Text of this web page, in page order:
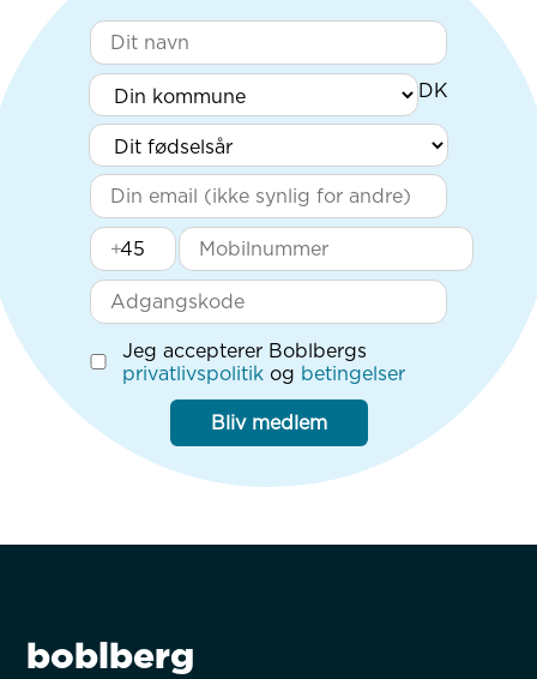
+
Jeg accepterer Boblbergs
privatlivspolitik og betingelser
Bliv medlem
boblberg